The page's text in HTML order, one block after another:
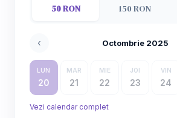
50 RON 150 RON
‹ Octombrie 2025
LUN
20
MAR
21
MIE
22
JOI
23
VIN
24
Vezi calendar complet